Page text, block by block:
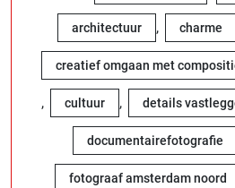
architectuur , charme
creatief omgaan met
, cultuur , details
documentairefotografie
fotograaf amsterdam noord